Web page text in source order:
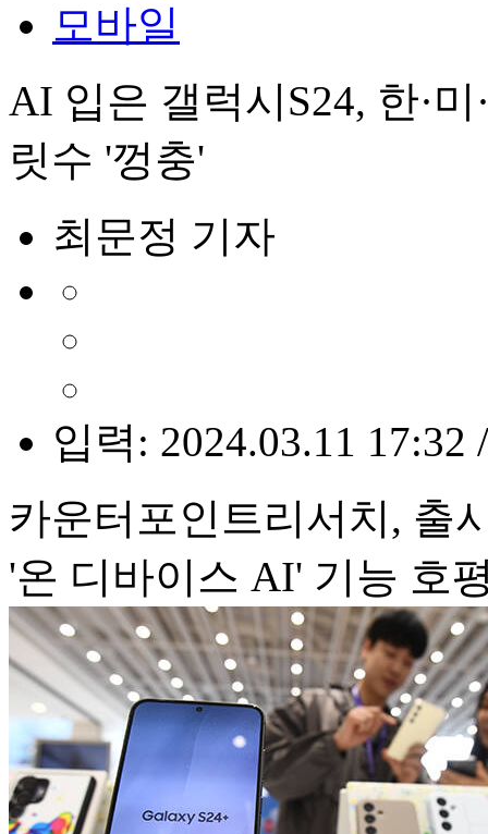
모바일
AI 입은 갤럭시S24, 한·
릿수 '껑충'
최문정 기자
입력: 2024.03.11 17:32
카운터포인트리서치, 출
'온 디바이스 AI' 기능 호